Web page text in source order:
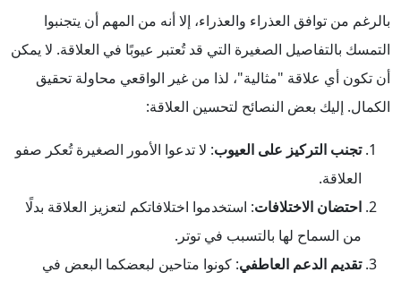
بالرغم من توافق العذراء والعذراء، إلا أنه من المهم أن يتجنبوا
التمسك بالتفاصيل الصغيرة التي قد تُعتبر عيوبًا في العلاقة. لا يمكن
أن تكون أي علاقة "مثالية"، لذا من غير الواقعي محاولة تحقيق
الكمال. إليك بعض النصائح لتحسين العلاقة:
تجنب التركيز على العيوب: لا تدعوا الأمور الصغيرة تُعكر صفو
العلاقة.
احتضان الاختلافات: استخدموا اختلافاتكم لتعزيز العلاقة بدلًا
من السماح لها بالتسبب في توتر.
تقديم الدعم العاطفي: كونوا متاحين لبعضكما البعض في